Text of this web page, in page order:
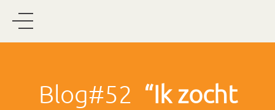
Blog#52 “Ik zocht